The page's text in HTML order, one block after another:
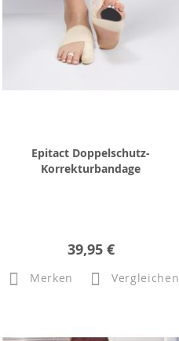
Epitact Doppelschutz-
Korrekturbandage
39,95 €
Merken Vergleichen